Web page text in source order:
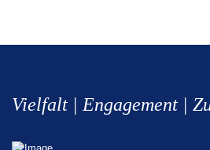
Vielfalt | Engagement |